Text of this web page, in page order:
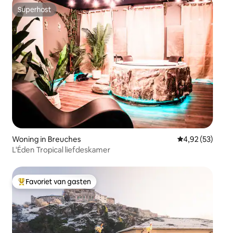
Superhost
Superhost
Woning in Breuches Gemiddelde
4,92 (53)
L'Éden Tropical liefdeskamer
Topfavoriet van gasten
Favoriet van gasten